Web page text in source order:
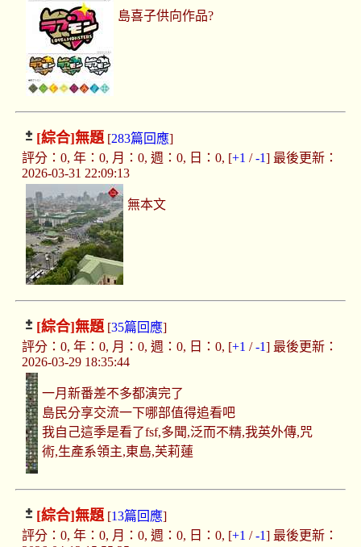
島喜子供向作品?
[綜合]無題[283篇回應]
評分：0, 年：0, 月：0, 週：0, 日：0, [+1 /-1] 最後更新：
2026-03-31 22:09:13
無本文
[綜合]無題[35篇回應]
評分：0, 年：0, 月：0, 週：0, 日：0, [+1 /-1] 最後更新：
2026-03-29 18:35:44
一月新番差不多都演完了
島民分享交流一下哪部值得追看吧
我自己這季是看了fsf,多聞,泛而不精,我英外傳,咒
術,生產系領主,東島,芙莉蓮
[綜合]無題[13篇回應]
評分：0, 年：0, 月：0, 週：0, 日：0, [+1 /-1] 最後更新：